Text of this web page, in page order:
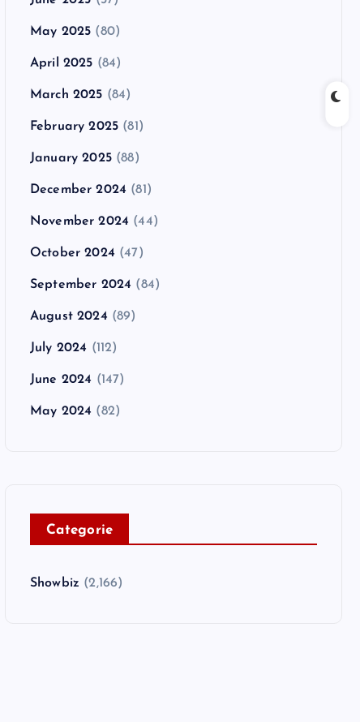
May 2025 (80)
April 2025 (84)
March 2025 (84)
February 2025 (81)
January 2025(88)
December 2024 (81)
November 2024 (44)
October 2024 (47)
September 2024 (84)
August 2024 (89)
July 2024 (112)
June 2024 (147)
May 2024 (82)
Categorie
Showbiz (2,166)